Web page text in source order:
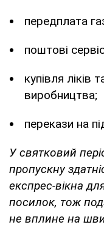
передплата
поштові
купівля ліків
виробництва;
перекази на
У святковий
пропускну
експрес-вікна
посилок, тож
не вплине на